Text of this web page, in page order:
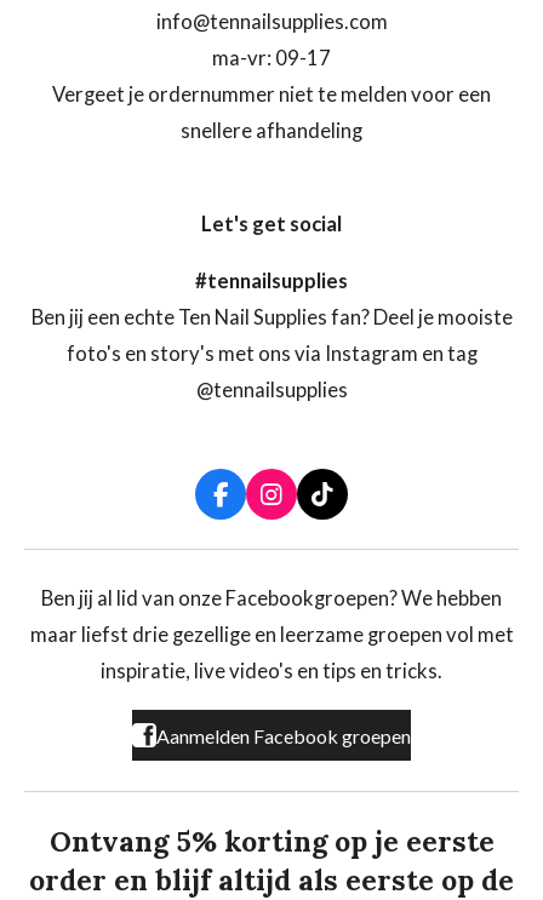
info@tennailsupplies.com
ma-vr: 09-17
Vergeet je ordernummer niet te melden voor een
snellere afhandeling
Let's get social
#tennailsupplies
Ben jij een echte Ten Nail Supplies fan? Deel je mooiste
foto's en story's met ons via Instagram en tag
@tennailsupplies
F
a
c
b
o
k
I
n
s
a
r
a
T
i
k
o
Ben jij al lid van onze Facebookgroepen? We hebben
maar liefst drie gezellige en leerzame groepen vol met
inspiratie, live video's en tips en tricks.
Aanmelden Facebook groepen
Ontvang 5% korting op je eerste
order en blijf altijd als eerste op de